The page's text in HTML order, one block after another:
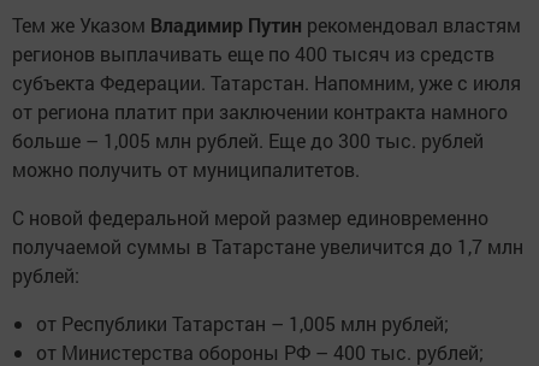
Тем же Указом Владимир Путин рекомендовал властям
регионов выплачивать еще по 400 тысяч из средств
субъекта Федерации. Татарстан. Напомним, уже с июля
от региона платит при заключении контракта намного
больше – 1,005 млн рублей. Еще до 300 тыс. рублей
можно получить от муниципалитетов.
С новой федеральной мерой размер единовременно
получаемой суммы в Татарстане увеличится до 1,7 млн
рублей:
от Республики Татарстан – 1,005 млн рублей;
от Министерства обороны РФ – 400 тыс. рублей;